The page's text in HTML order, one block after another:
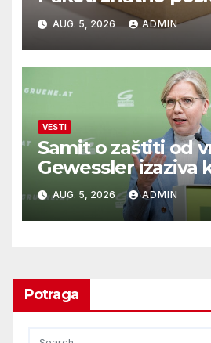
AUG. 5, 2026 ADMIN
VESTI
Samit o zaštiti od
Gewessler izaziva
AUG. 5, 2026 ADMIN
Potraga